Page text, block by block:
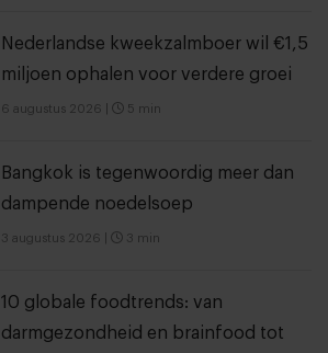
Nederlandse kweekzalmboer wil €1,5
miljoen ophalen voor verdere groei
6 augustus 2026 5 min
Bangkok is tegenwoordig meer dan
dampende noedelsoep
3 augustus 2026 3 min
10 globale foodtrends: van
darmgezondheid en brainfood tot